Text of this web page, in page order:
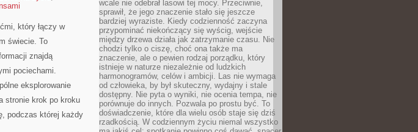
który łączy w
świecie. To
znajdą
pociechami.
eksplorowanie
stronie krok po kroku
podczas której każdy
wcale nie odebrał lasowi tej mocy. Przeciwnie,
sprawił, że jego znaczenie stało się jeszcze
bardziej wyraziste. Kiedy codzienność zaczyna
przypominać niekończący się wyścig, wejście
między drzewa działa jak zatrzymanie czasu. Nie
chodzi tylko o ciszę, choć ona także ma
znaczenie, ale o pewien rodzaj porządku, który
istnieje w naturze niezależnie od ludzkich
harmonogramów, celów i ambicji. Las nie wymaga
od człowieka, by był skuteczny, wydajny i stale
dostępny. Nie pyta o wyniki, nie ocenia tempa, nie
porównuje do innych. Pozwala po prostu być. To
doświadczenie, które dla wielu osób staje się dziś
rzadkością. W codziennym życiu niemal wszystko